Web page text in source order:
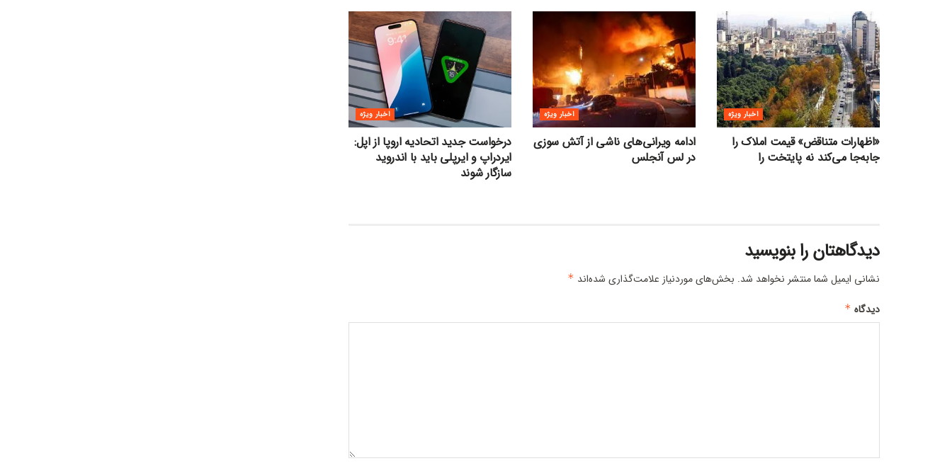
اخبار ویژه
«اظهارات متناقض» قیمت‌ املاک را
جابه‌جا می‌کند نه پایتخت را
اخبار ویژه
ادامه ویرانی‌های ناشی از آتش سوزی
در لس آنجلس
اخبار ویژه
درخواست جدید اتحادیه اروپا از اپل:
ایردراپ و ایرپلی باید با اندروید
سازگار شوند
دیدگاهتان را بنویسید
نشانی ایمیل شما منتشر نخواهد شد. بخش‌های موردنیاز علامت‌گذاری شده‌اند *
دیدگاه *